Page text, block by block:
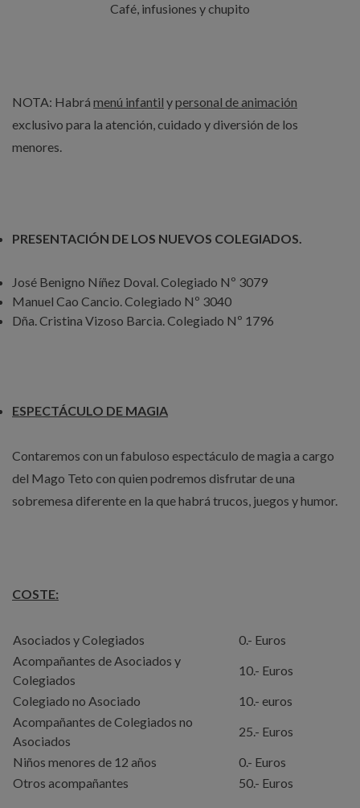
Café, infusiones y chupito
NOTA: Habrá menú infantil ypersonal de animación
exclusivo para la atención, cuidado y diversión de los
menores.
PRESENTACIÓN DE LOS NUEVOS COLEGIADOS.
José Benigno Níñez Doval. Colegiado Nº 3079
Manuel Cao Cancio. Colegiado Nº 3040
Dña. Cristina Vizoso Barcia. Colegiado Nº 1796
ESPECTÁCULO DE MAGIA
Contaremos con un fabuloso espectáculo de magia a cargo
del Mago Teto con quien podremos disfrutar de una
sobremesa diferente en la que habrá trucos, juegos y humor.
COSTE:
Asociados y Colegiados
0.- Euros
Acompañantes de Asociados y
Colegiados
10.- Euros
Colegiado no Asociado
10.- euros
Acompañantes de Colegiados no
Asociados
25.- Euros
Niños menores de 12 años
0.- Euros
Otros acompañantes
50.- Euros